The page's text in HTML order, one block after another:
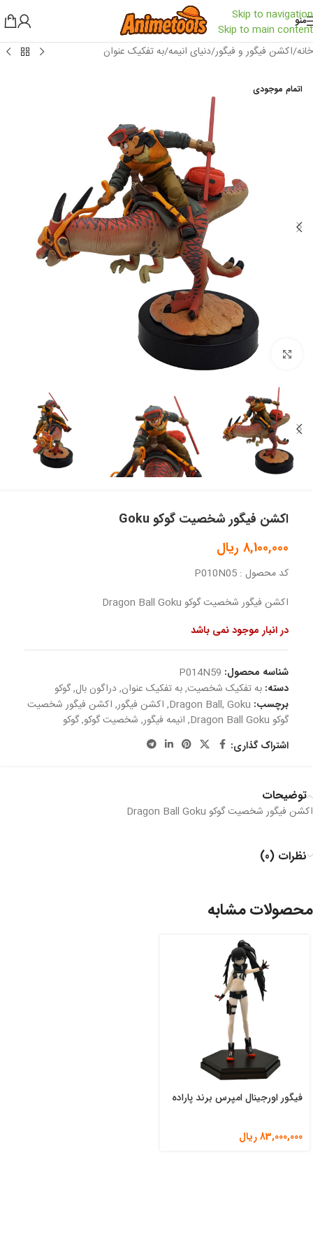
Skip to navigation
Skip to main content
منو
خانه/اکشن فیگور و فیگور/دنیای انیمه/به تفکیک عنوان
اتمام موجودی
بزرگنمایی تصویر
اکشن فیگور شخصیت گوکو Goku
8,100,000 ریال
کد محصول : P010N05
اکشن فیگور شخصیت گوکو Dragon Ball Goku
در انبار موجود نمی باشد
شناسه محصول: P014N59
دسته: به تفکیک شخصیت,به تفکیک عنوان,دراگون بال,گوکو
برچسب: Dragon Ball, Goku
, اکشن فیگور, اکشن فیگور شخصیت
گوکو Dragon Ball Goku
, انیمه فیگور, شخصیت گوکو,گوکو
اشتراک گذاری:
توضیحات
اکشن فیگور شخصیت گوکو Dragon Ball Goku
نظرات (0)
محصولات مشابه
فیگور اورجینال امپرس برند پاراده
83,000,000ریال